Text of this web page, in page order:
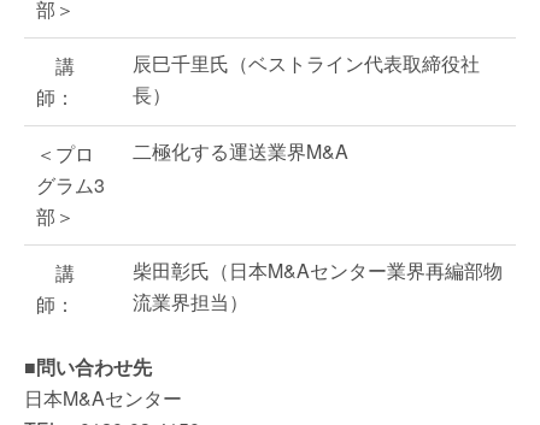
部＞
講
師：
辰巳千里氏（ベストライン代表取締役社
長）
＜プロ
グラム3
部＞
二極化する運送業界M&A
講
師：
柴田彰氏（日本M&Aセンター業界再編部物
流業界担当）
■問い合わせ先
日本M&Aセンター